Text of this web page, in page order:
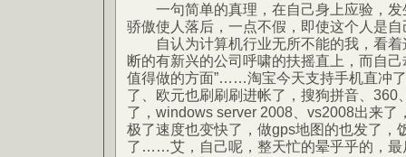
一句简单的真理，在自己身上应验，发
骄傲使人落后，一点不假，即使这个人是自
自认为计算机行业无所不能的我，看着
断的有新兴的公司呼啸的扶摇直上，而自
值得做的方面”……淘宝今天支持手机直冲
了、欧元也刷刷刷进帐了，搜狗拼音、360
了，windows server 2008、vs2008出来了
极了速度也变快了，做gps地图的也发了，
了……艾，自己呢，整天忙的晕乎乎的，最